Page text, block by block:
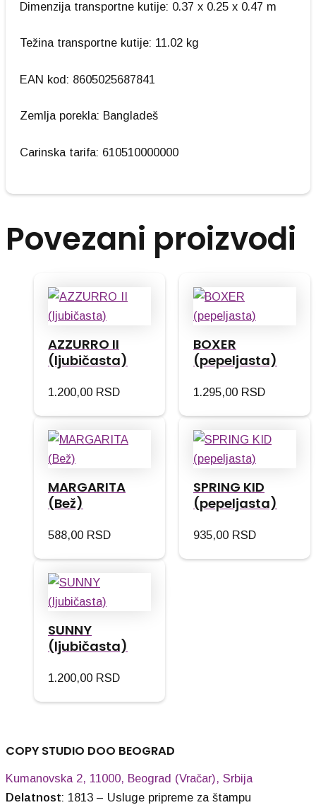
Dimenzija transportne kutije: 0.37 x 0.25 x 0.47 m
Težina transportne kutije: 11.02 kg
EAN kod: 8605025687841
Zemlja porekla: Bangladeš
Carinska tarifa: 610510000000
Povezani proizvodi
AZZURRO II
(ljubičasta)
1.200,00 RSD
BOXER
(pepeljasta)
1.295,00 RSD
MARGARITA
(Bež)
588,00 RSD
SPRING KID
(pepeljasta)
935,00 RSD
SUNNY
(ljubičasta)
1.200,00 RSD
COPY STUDIO DOO BEOGRAD
Kumanovska 2, 11000, Beograd (Vračar), Srbija
Delatnost: 1813 – Usluge pripreme za štampu